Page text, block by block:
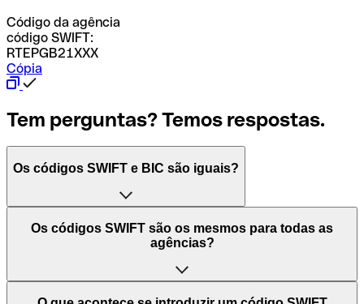
Código da agência
código SWIFT:
RTEPGB21XXX
Cópia
Tem perguntas? Temos respostas.
Os códigos SWIFT e BIC são iguais?
O acrónimo SWIFT significa "Society for Worldwide
Interbank Financial Telecommunication (Sociedade para
Mundiais)". Trata-se de uma rede mundial onde se
processam pagamentos entre países. Por outro lado, BIC
Os códigos SWIFT são os mesmos para todas as
agências?